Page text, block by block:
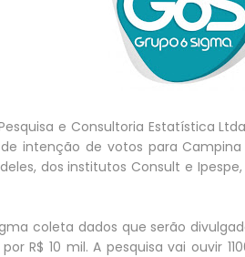
e Consultoria Estatística
intenção de votos para
dos institutos Consult e
coleta dados que serão
R$ 10 mil. A pesquisa vai ouvir